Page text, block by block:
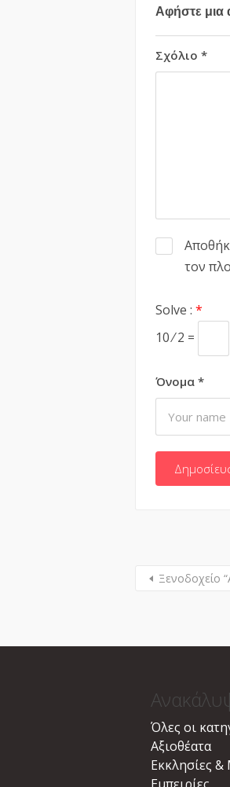
Αφήστε μια
Σχόλιο *
Όνομα *
τον
Solve : *
10 ⁄ 2 =
Ξενοδοχείο
Όλες οι
Αξιοθέατα
Εκκλησίες